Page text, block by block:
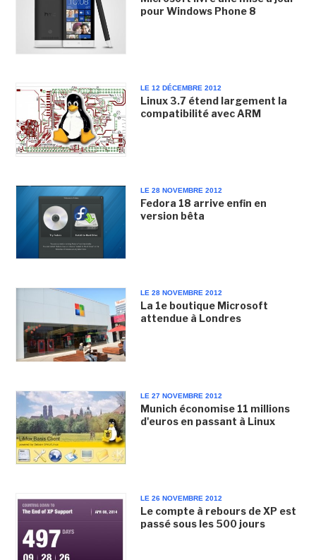
pour Windows Phone 8
LE 12 DÉCEMBRE 2012
Linux 3.7 étend largement la
compatibilité avec ARM
LE 28 NOVEMBRE 2012
Fedora 18 arrive enfin en
version bêta
LE 28 NOVEMBRE 2012
La 1e boutique Microsoft
attendue à Londres
LE 27 NOVEMBRE 2012
Munich économise 11 millions
d'euros en passant à Linux
LE 26 NOVEMBRE 2012
Le compte à rebours de XP est
passé sous les 500 jours